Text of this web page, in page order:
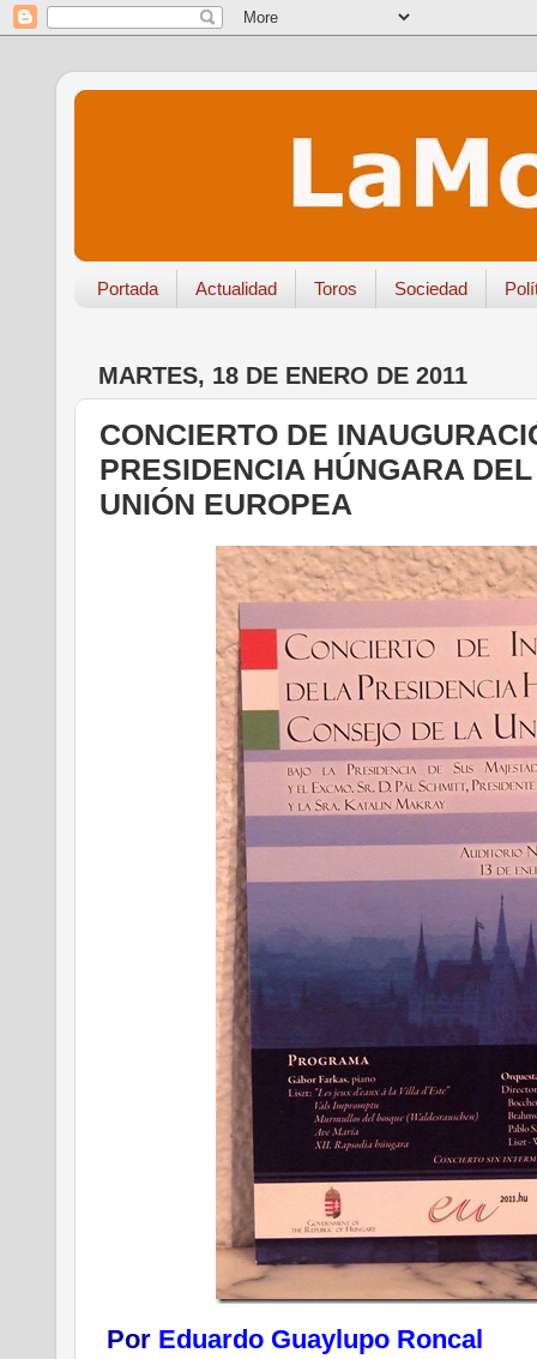
Portada Actualidad Toros Sociedad
MARTES, 18 DE ENERO DE 2011
CONCIERTO DE
PRESIDENCIA HÚNGARA
UNIÓN EUROPEA
Por Eduardo Guaylupo Roncal